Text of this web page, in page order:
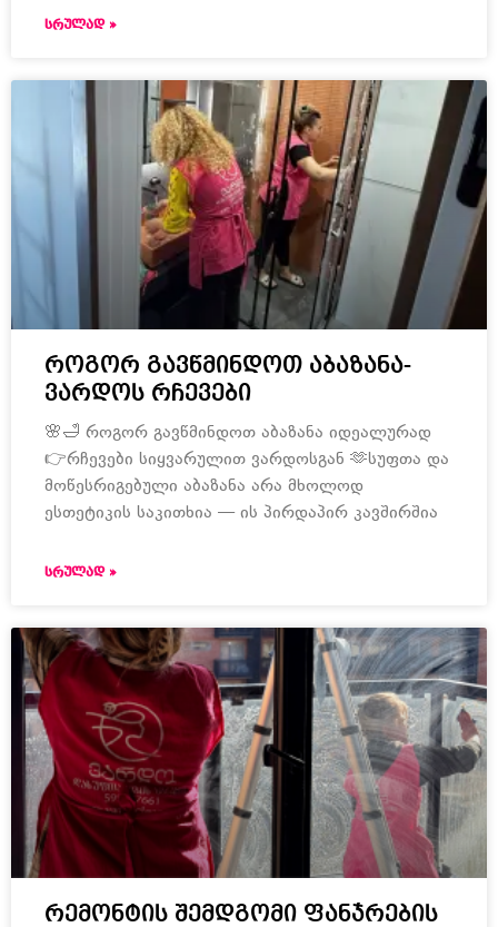
ᲡᲠᲣᲚᲐᲓ »
როგორ გავწმინდოთ აბაზანა-
ვარდოს რჩევები
🌸🛁 როგორ გავწმინდოთ აბაზანა იდეალურად
👉რჩევები სიყვარულით ვარდოსგან 🫶სუფთა და
მოწესრიგებული აბაზანა არა მხოლოდ
ესთეტიკის საკითხია — ის პირდაპირ კავშირშია
ᲡᲠᲣᲚᲐᲓ »
რემონტის შემდგომი ფანჯრების